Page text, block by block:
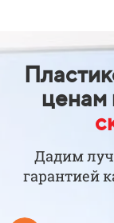
ценам
Дадим
гарантией